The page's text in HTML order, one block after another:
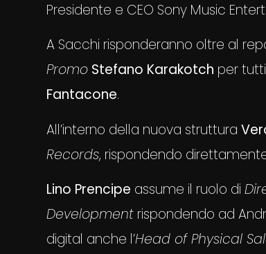
Presidente e CEO Sony Music
A Sacchi risponderanno oltre al
Promo Stefano Karakotch per
Fantacone.
All’interno della nuova struttura
Records, rispondendo
Lino Prencipe assume il ruolo di
Development rispondendo ad
digital anche l’Head of Physical